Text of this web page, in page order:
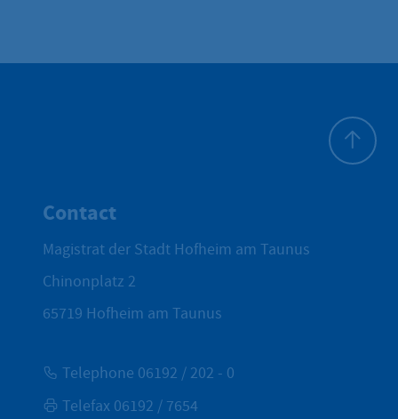
Contact
Magistrat der Stadt Hofheim am Taunus
Chinonplatz 2
65719 Hofheim am Taunus
Telephone 06192 / 202 - 0
Telefax 06192 / 7654